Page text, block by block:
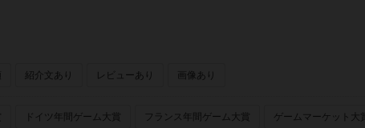
紹介文あり レビューあり 画像あり
ドイツ年間ゲーム大賞 フランス年間ゲーム大賞 ゲームマーケット大賞